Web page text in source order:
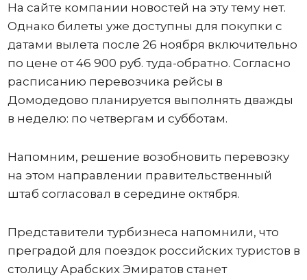
На сайте компании новостей на эту тему нет.
Однако билеты уже доступны для покупки с
датами вылета после 26 ноября включительно
по цене от 46 900 руб. туда-обратно. Согласно
расписанию перевозчика рейсы в
Домодедово планируется выполнять дважды
в неделю: по четвергам и субботам.
Напомним, решение возобновить перевозку
на этом направлении правительственный
штаб согласовал в середине октября.
Представители турбизнеса напомнили, что
преградой для поездок российских туристов в
столицу Арабских Эмиратов станет